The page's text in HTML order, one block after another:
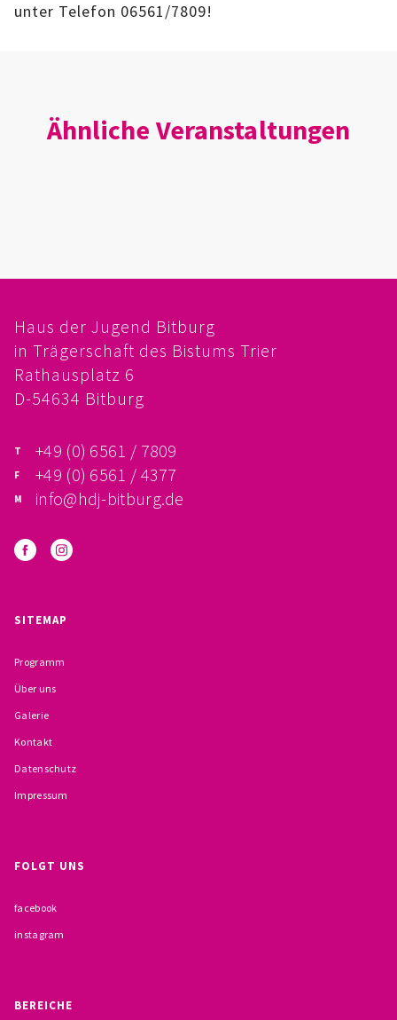
EHRENAMTLICHENARBEIT
KONZEPTION
INSTITUTIONELLES SCHUTZKONZEPT
VERHALTENSKODEX FÜR HAUPTAMTLICHE
VERPFLICHTUNGSERKLÄRUNG UND
unter Telefon 06561/7809!
Ähnliche Veranstaltungen
Haus der Jugend Bitburg
in Trägerschaft des Bistums Trier
Rathausplatz 6
D-54634 Bitburg
+49 (0) 6561 / 7809
+49 (0) 6561 / 4377
info@hdj-bitburg.de
SITEMAP
Programm
Über uns
Galerie
Kontakt
Datenschutz
Impressum
FOLGT UNS
facebook
instagram
BEREICHE